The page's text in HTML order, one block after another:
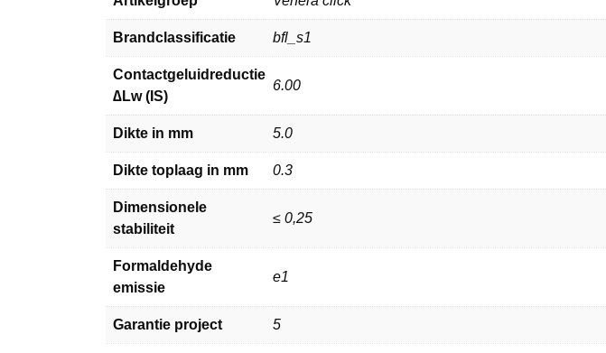
Brandclassificatie bfl_s1
Contactgeluidreductie
∆Lw (IS)
6.00
Dikte in mm 5.0
Dikte toplaag in mm 0.3
Dimensionele
stabiliteit
≤ 0,25
Formaldehyde
emissie
e1
Garantie project 5